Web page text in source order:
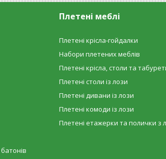
Плетені меблі
Плетені крісла-гойдалки
Набори плетених меблів
Плетені крісла, столи та
Плетені столи із лози
Плетені дивани із лози
Плетені комоди із лози
Плетені етажерки та полички з